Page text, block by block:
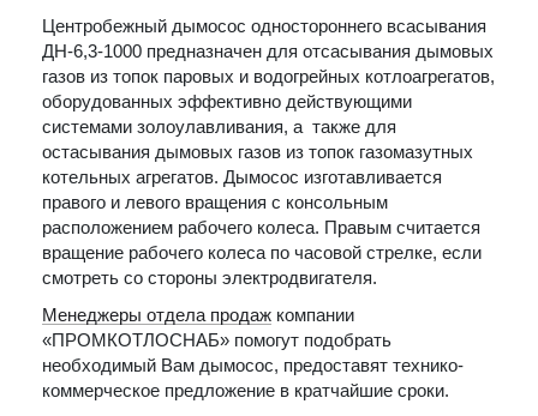
Центробежный дымосос одностороннего всасывания
ДН-6,3-1000 предназначен для отсасывания дымовых
газов из топок паровых и водогрейных котлоагрегатов,
оборудованных эффективно действующими
системами золоулавливания, а также для
остасывания дымовых газов из топок газомазутных
котельных агрегатов. Дымосос изготавливается
правого и левого вращения с консольным
расположением рабочего колеса. Правым считается
вращение рабочего колеса по часовой стрелке, если
смотреть со стороны электродвигателя.
Менеджеры отдела продаж компании
«ПРОМКОТЛОСНАБ» помогут подобрать
необходимый Вам дымосос, предоставят технико-
коммерческое предложение в кратчайшие сроки.